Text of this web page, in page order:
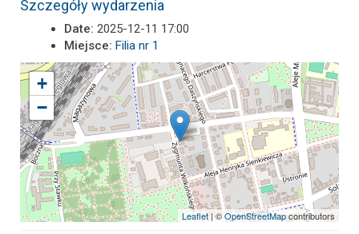
Szczegóły wydarzenia
Date: 2025-12-11 17:00
Miejsce: Filia nr 1
+
−
Leaflet | ©OpenStreetMapcontributors